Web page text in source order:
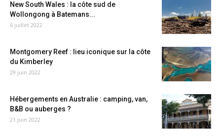
New South Wales : la côte sud de
Wollongong à Batemans...
6 juillet 2022
Montgomery Reef : lieu iconique sur la côte
du Kimberley
29 juin 2022
Hébergements en Australie : camping, van,
B&B ou auberges ?
21 juin 2022